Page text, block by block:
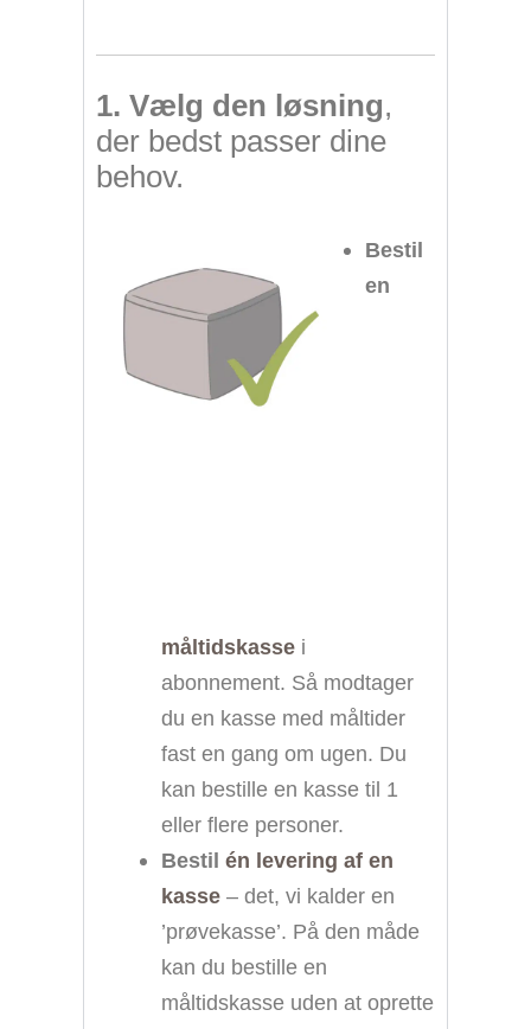
1. Vælg den løsning,
der bedst passer dine
behov.
Bestil
en
måltidskasse i
abonnement. Så modtager
du en kasse med måltider
fast en gang om ugen. Du
kan bestille en kasse til 1
eller flere personer.
Bestil én levering af en
kasse – det, vi kalder en
’prøvekasse’. På den måde
kan du bestille en
måltidskasse uden at oprette